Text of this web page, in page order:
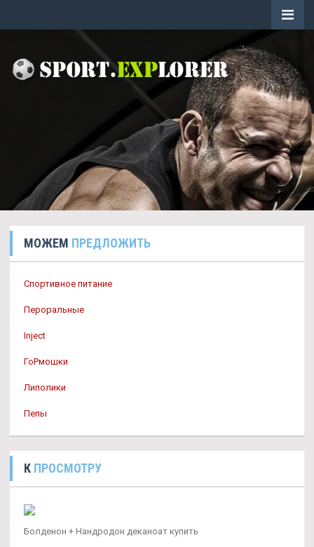
МОЖЕМ ПРЕДЛОЖИТЬ
Спортивное питание
Пероральные
Inject
ГоРмошки
Липолики
Пепы
К ПРОСМОТРУ
Болденон + Нандродон деканоат купить